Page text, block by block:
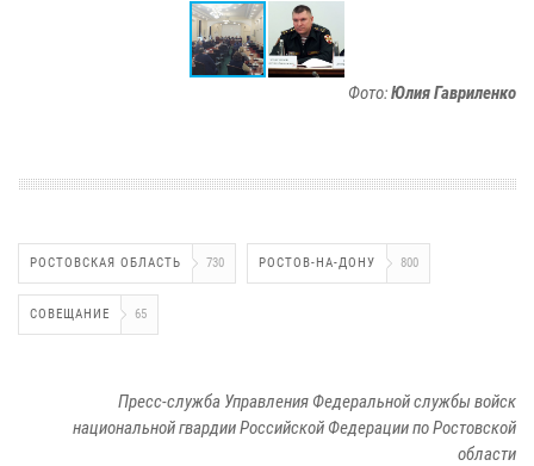
Фото:Юлия Гавриленко
РОСТОВСКАЯ ОБЛАСТЬ 730 РОСТОВ-НА-ДОНУ 800
СОВЕЩАНИЕ 65
Пресс-служба Управления Федеральной службы войск
национальной гвардии Российской Федерации по Ростовской
области